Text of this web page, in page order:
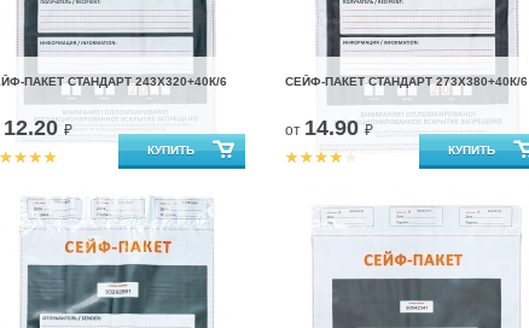
ПАКЕТ СТАНДАРТ 243Х320+40К/6
12.20₽
СЕЙФ-ПАКЕТ СТАНДАРТ 273Х380+40К/6
от 14.90₽